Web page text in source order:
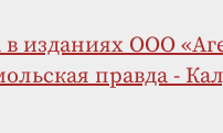
изданиях ООО
правда -